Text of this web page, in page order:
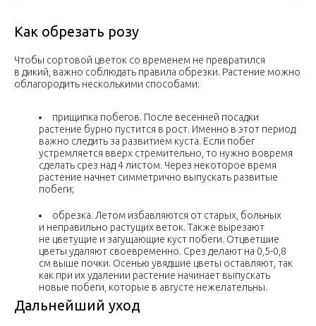
Как обрезать розу
Чтобы сортовой цветок со временем не превратился
в дикий, важно соблюдать правила обрезки. Растение можно
облагородить несколькими способами:
прищипка побегов. После весенней посадки
растение бурно пустится в рост. Именно в этот период
важно следить за развитием куста. Если побег
устремляется вверх стремительно, то нужно вовремя
сделать срез над 4 листом. Через некоторое время
растение начнет симметрично выпускать развитые
побеги;
обрезка. Летом избавляются от старых, больных
и неправильно растущих веток. Также вырезают
не цветущие и загущающие куст побеги. Отцветшие
цветы удаляют своевременно. Срез делают на 0,5-0,8
см выше почки. Осенью увядшие цветы оставляют, так
как при их удалении растение начинает выпускать
новые побеги, которые в августе нежелательны.
Дальнейший уход